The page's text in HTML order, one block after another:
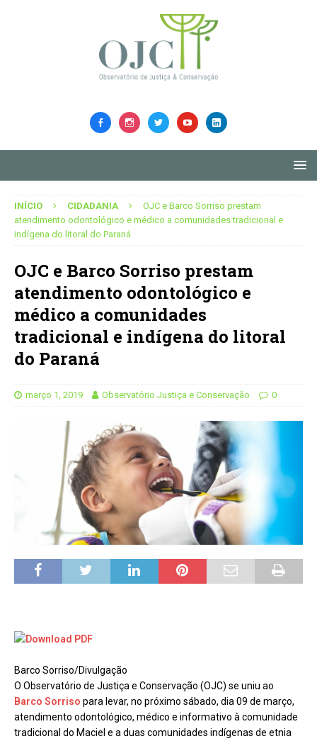
INÍCIO CIDADANIA
OJC e Barco Sorriso prestam
atendimento odontológico e médico a comunidades tradicional e
indígena do litoral do Paraná
OJC e Barco Sorriso prestam
atendimento odontológico e
médico a comunidades
tradicional e indígena do litoral
do Paraná
março 1, 2019 Observatório Justiça e Conservação 0
Barco Sorriso/Divulgação
O Observatório de Justiça e Conservação (OJC) se uniu ao
Barco Sorriso para levar, no próximo sábado, dia 09 de março,
atendimento odontológico, médico e informativo à comunidade
tradicional do Maciel e a duas comunidades indígenas de etnia